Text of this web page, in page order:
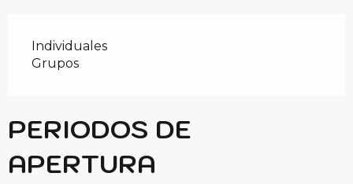
Individuales
Grupos
PERIODOS DE
APERTURA